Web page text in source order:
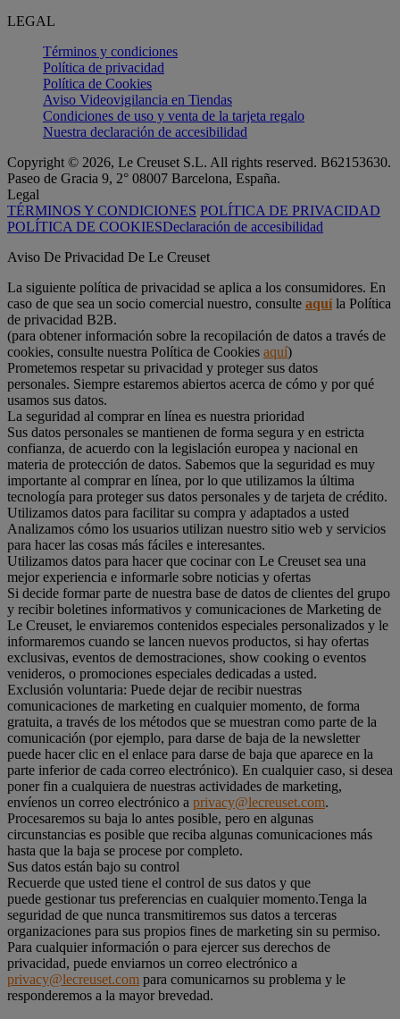
LEGAL
Términos y condiciones
Política de privacidad
Política de Cookies
Aviso Videovigilancia en Tiendas
Condiciones de uso y venta de la tarjeta regalo
Nuestra declaración de accesibilidad
Copyright © 2026, Le Creuset S.L. All rights reserved. B62153630.
Paseo de Gracia 9, 2° 08007 Barcelona, España.
Legal
TÉRMINOS Y CONDICIONES POLÍTICA DE PRIVACIDAD
POLÍTICA DE COOKIESDeclaración de accesibilidad
Aviso De Privacidad De Le Creuset
La siguiente política de privacidad se aplica a los consumidores. En
caso de que sea un socio comercial nuestro, consulte aquíla Política
de privacidad B2B.
(para obtener información sobre la recopilación de datos a través de
cookies, consulte nuestra Política de Cookies aquí)
Prometemos respetar su privacidad y proteger sus datos
personales. Siempre estaremos abiertos acerca de cómo y por qué
usamos sus datos.
La seguridad al comprar en línea es nuestra prioridad
Sus datos personales se mantienen de forma segura y en estricta
confianza, de acuerdo con la legislación europea y nacional en
materia de protección de datos. Sabemos que la seguridad es muy
importante al comprar en línea, por lo que utilizamos la última
tecnología para proteger sus datos personales y de tarjeta de crédito.
Utilizamos datos para facilitar su compra y adaptados a usted
Analizamos cómo los usuarios utilizan nuestro sitio web y servicios
para hacer las cosas más fáciles e interesantes.
Utilizamos datos para hacer que cocinar con Le Creuset sea una
mejor experiencia e informarle sobre noticias y ofertas
Si decide formar parte de nuestra base de datos de clientes del grupo
y recibir boletines informativos y comunicaciones de Marketing de
Le Creuset, le enviaremos contenidos especiales personalizados y le
informaremos cuando se lancen nuevos productos, si hay ofertas
exclusivas, eventos de demostraciones, show cooking o eventos
venideros, o promociones especiales dedicadas a usted.
Exclusión voluntaria: Puede dejar de recibir nuestras
comunicaciones de marketing en cualquier momento, de forma
gratuita, a través de los métodos que se muestran como parte de la
comunicación (por ejemplo, para darse de baja de la newsletter
puede hacer clic en el enlace para darse de baja que aparece en la
parte inferior de cada correo electrónico). En cualquier caso, si desea
poner fin a cualquiera de nuestras actividades de marketing,
envíenos un correo electrónico a privacy@lecreuset.com.
Procesaremos su baja lo antes posible, pero en algunas
circunstancias es posible que reciba algunas comunicaciones más
hasta que la baja se procese por completo.
Sus datos están bajo su control
Recuerde que usted tiene el control de sus datos y que
puede gestionar tus preferencias en cualquier momento.Tenga la
seguridad de que nunca transmitiremos sus datos a terceras
organizaciones para sus propios fines de marketing sin su permiso.
Para cualquier información o para ejercer sus derechos de
privacidad, puede enviarnos un correo electrónico a
privacy@lecreuset.com para comunicarnos su problema y le
responderemos a la mayor brevedad.